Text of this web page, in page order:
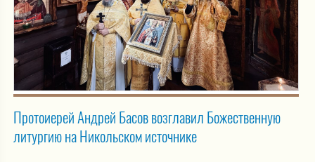
Протоиерей Андрей Басов возглавил Божественную
литургию на Никольском источнике